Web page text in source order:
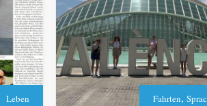
Leben Fahrten,